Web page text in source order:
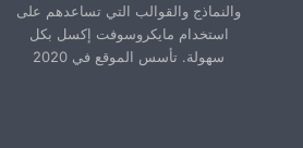
والنماذج والقوالب التي تساعدهم على
استخدام مايكروسوفت إكسل بكل
سهولة. تأسس الموقع في 2020